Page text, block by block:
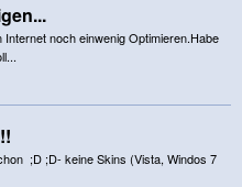
noch einwenig Optimieren.Habe
;D ;D- keine Skins (Vista, Windos 7